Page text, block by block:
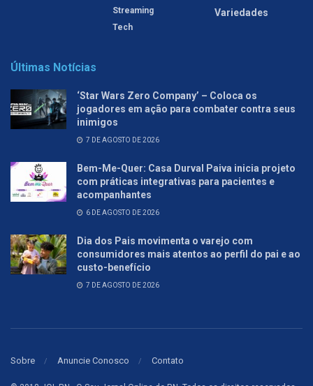
Streaming
Tech
Variedades
Últimas Notícias
‘Star Wars Zero Company’ – Coloca os
jogadores em ação para combater contra seus
inimigos
7 DE AGOSTO DE 2026
Bem-Me-Quer: Casa Durval Paiva inicia projeto
com práticas integrativas para pacientes e
acompanhantes
6 DE AGOSTO DE 2026
Dia dos Pais movimenta o varejo com
consumidores mais atentos ao perfil do pai e ao
custo-benefício
7 DE AGOSTO DE 2026
Sobre Anuncie Conosco Contato